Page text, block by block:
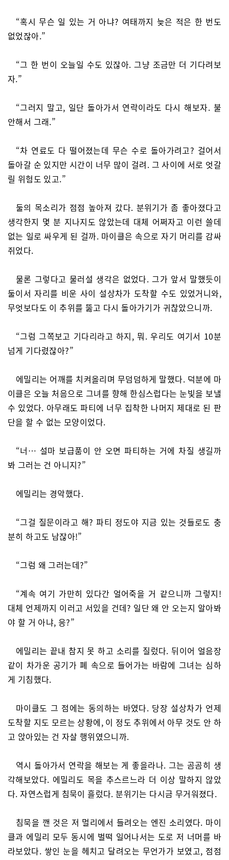
“혹시 무슨 일 있는 거 아냐? 여태까지 늦은 적은 한 번도
없었잖아.”
“그 한 번이 오늘일 수도 있잖아. 그냥 조금만 더 기다려보
자.”
“그러지 말고, 일단 돌아가서 연락이라도 다시 해보자. 불
안해서 그래.”
“차 연료도 다 떨어졌는데 무슨 수로 돌아가려고? 걸어서
돌아갈 순 있지만 시간이 너무 많이 걸려. 그 사이에 서로 엇갈
릴 위험도 있고.”
둘의 목소리가 점점 높아져 갔다. 분위기가 좀 좋아졌다고
생각한지 몇 분 지나지도 않았는데 대체 어쩌자고 이런 쓸데
없는 일로 싸우게 된 걸까. 마이클은 속으로 자기 머리를 감싸
쥐었다.
물론 그렇다고 물러설 생각은 없었다. 그가 앞서 말했듯이
둘이서 자리를 비운 사이 설상차가 도착할 수도 있었거니와,
무엇보다도 이 추위를 뚫고 다시 돌아가기가 귀찮았으니까.
“그럼 그쪽보고 기다리라고 하지, 뭐. 우리도 여기서 10분
넘게 기다렸잖아?”
에밀리는 어깨를 치켜올리며 무덤덤하게 말했다. 덕분에 마
이클은 오늘 처음으로 그녀를 향해 한심스럽다는 눈빛을 보낼
수 있었다. 아무래도 파티에 너무 집착한 나머지 제대로 된 판
단을 할 수 없는 모양이었다.
“너… 설마 보급품이 안 오면 파티하는 거에 차질 생길까
봐 그러는 건 아니지?”
에밀리는 경악했다.
“그걸 질문이라고 해? 파티 정도야 지금 있는 것들로도 충
분히 하고도 남잖아!”
“그럼 왜 그러는데?”
“계속 여기 가만히 있다간 얼어죽을 거 같으니까 그렇지!
대체 언제까지 이러고 서있을 건데? 일단 왜 안 오는지 알아봐
야 할 거 아냐, 응?”
에밀리는 끝내 참지 못 하고 소리를 질렀다. 뒤이어 얼음장
같이 차가운 공기가 폐 속으로 들어가는 바람에 그녀는 심하
게 기침했다.
마이클도 그 점에는 동의하는 바였다. 당장 설상차가 언제
도착할 지도 모르는 상황에, 이 정도 추위에서 아무 것도 안 하
고 앉아있는 건 자살 행위였으니까.
역시 돌아가서 연락을 해보는 게 좋을라나. 그는 곰곰히 생
각해보았다. 에밀리도 목을 추스르느라 더 이상 말하지 않았
다. 자연스럽게 침묵이 흘렀다. 분위기는 다시금 무거워졌다.
침묵을 깬 것은 저 멀리에서 들려오는 엔진 소리였다. 마이
클과 에밀리 모두 동시에 벌떡 일어나서는 도로 저 너머를 바
라보았다. 쌓인 눈을 헤치고 달려오는 무언가가 보였고, 점점